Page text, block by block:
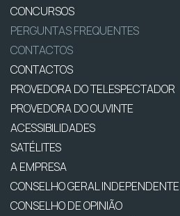
CONCURSOS
PERGUNTAS FREQUENTES
CONTACTOS
CONTACTOS
PROVEDORA DO TELESPECTADOR
PROVEDORA DO OUVINTE
ACESSIBILIDADES
SATÉLITES
A EMPRESA
CONSELHO GERAL INDEPENDENTE
CONSELHO DE OPINIÃO